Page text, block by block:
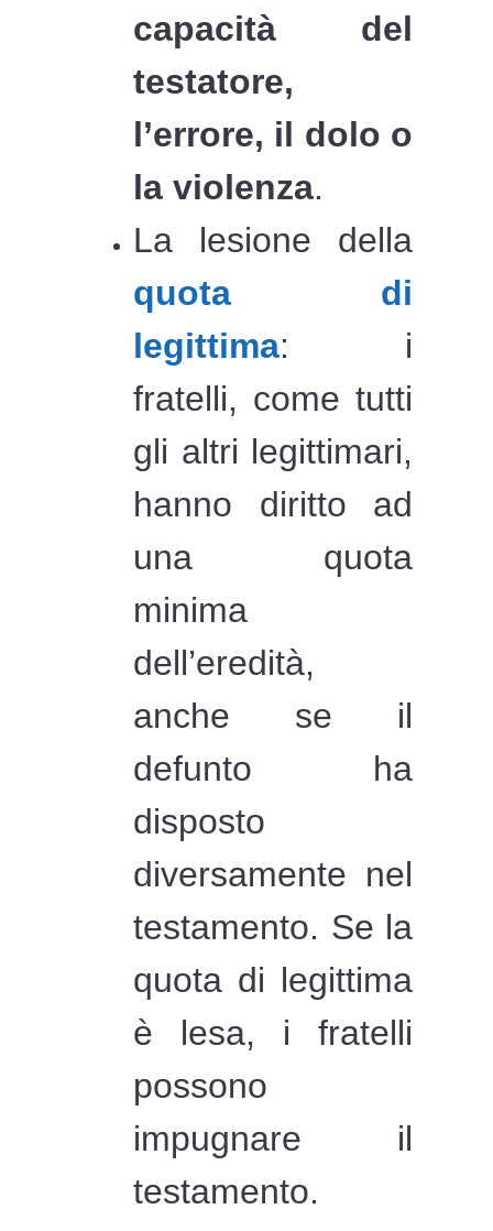
capacità del
testatore,
l’errore, il dolo o
la violenza.
La lesione della
quota di
legittima: i
fratelli, come tutti
gli altri legittimari,
hanno diritto ad
una quota
minima
dell’eredità,
anche se il
defunto ha
disposto
diversamente nel
testamento. Se la
quota di legittima
è lesa, i fratelli
possono
impugnare il
testamento.